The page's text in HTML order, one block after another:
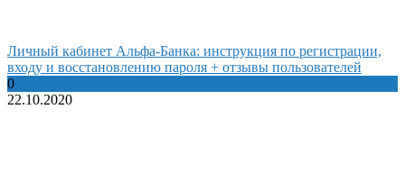
Личный кабинет Альфа-Банка: инструкция по регистрации,
входу и восстановлению пароля + отзывы пользователей
0
22.10.2020